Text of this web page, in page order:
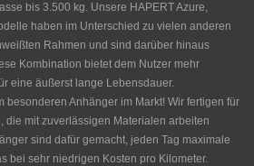
bis 3.500 kg. Unsere HAPERT Azure,
haben im Unterschied zu vielen anderen
Rahmen und sind darüber hinaus
Kombination bietet dem Nutzer mehr
eine äußerst lange Lebensdauer.
besonderen Anhänger im Markt! Wir fertigen für
die mit zuverlässigen Materialen arbeiten
sind dafür gemacht, jeden Tag maximale
bei sehr niedrigen Kosten pro Kilometer.